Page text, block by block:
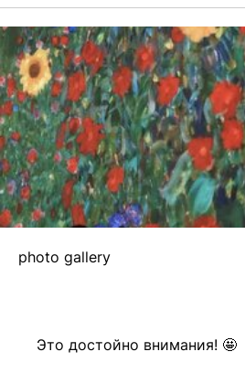
blog
+7 968 861 8801
mn-tu, sa
fr, su
photo gallery
Это достойно внимания! 🤩